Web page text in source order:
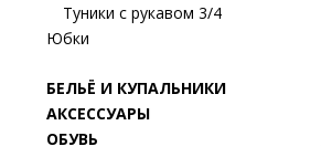
Туники с рукавом 3/4
Юбки
БЕЛЬЁ И КУПАЛЬНИКИ
АКСЕССУАРЫ
ОБУВЬ